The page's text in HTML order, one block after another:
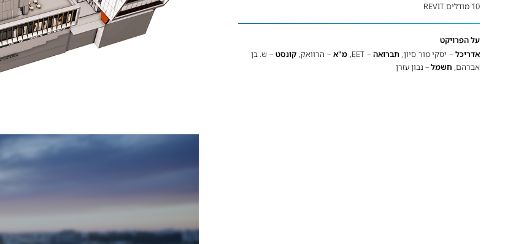
10 מודלים REVIT
על הפרויקט
אדריכל– יסקי מור סיון,תברואה – EET, מ"א– הרוואק, קונסט– ש. בן
אברהם, חשמל– נבון עזרן